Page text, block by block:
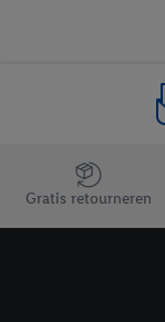
Jouw voordelen bij
Gratis retourneren